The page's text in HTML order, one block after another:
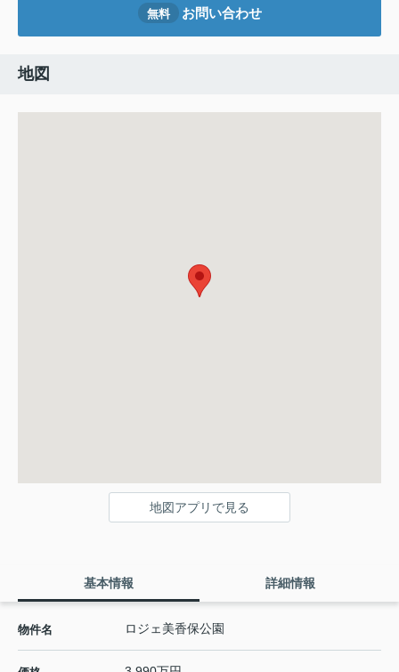
無料 お問い合わせ
地図
地図アプリで見る
基本情報 詳細情報
物件名 ロジェ美香保公園